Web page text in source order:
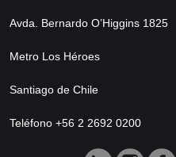
Avda. Bernardo O’Higgins 1825
Metro Los Héroes
Santiago de Chile
Teléfono +56 2 2692 0200